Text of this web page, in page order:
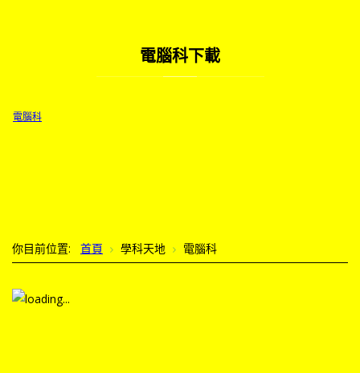
電腦科下載
電腦科
你目前位置: 首頁 學科天地 電腦科